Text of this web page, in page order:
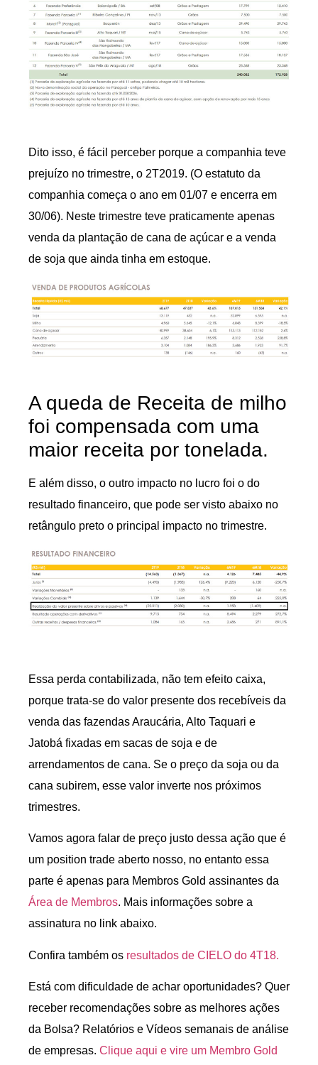
Dito isso, é fácil perceber porque a companhia teve
prejuízo no trimestre, o 2T2019. (O estatuto da
companhia começa o ano em 01/07 e encerra em
30/06). Neste trimestre teve praticamente apenas
venda da plantação de cana de açúcar e a venda
de soja que ainda tinha em estoque.
A queda de Receita de milho
foi compensada com uma
maior receita por tonelada.
E além disso, o outro impacto no lucro foi o do
resultado financeiro, que pode ser visto abaixo no
retângulo preto o principal impacto no trimestre.
Essa perda contabilizada, não tem efeito caixa,
porque trata-se do valor presente dos recebíveis da
venda das fazendas Araucária, Alto Taquari e
Jatobá fixadas em sacas de soja e de
arrendamentos de cana. Se o preço da soja ou da
cana subirem, esse valor inverte nos próximos
trimestres.
Vamos agora falar de preço justo dessa ação que é
um position trade aberto nosso, no entanto essa
parte é apenas para Membros Gold assinantes da
Área de Membros. Mais informações sobre a
assinatura no link abaixo.
Confira também os resultados de CIELO do 4T18.
Está com dificuldade de achar oportunidades? Quer
receber recomendações sobre as melhores ações
da Bolsa? Relatórios e Vídeos semanais de análise
de empresas. Clique aqui e vire um Membro Gold